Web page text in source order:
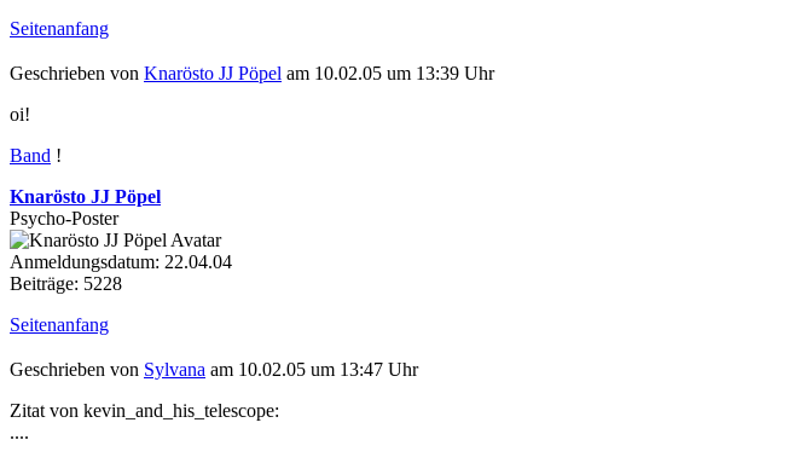
Seitenanfang
Geschrieben von Knarösto JJ Pöpel am 10.02.05 um 13:39 Uhr
oi!
Band !
Knarösto JJ Pöpel
Psycho-Poster
Anmeldungsdatum: 22.04.04
Beiträge: 5228
Seitenanfang
Geschrieben von Sylvana am 10.02.05 um 13:47 Uhr
Zitat von kevin_and_his_telescope:
....